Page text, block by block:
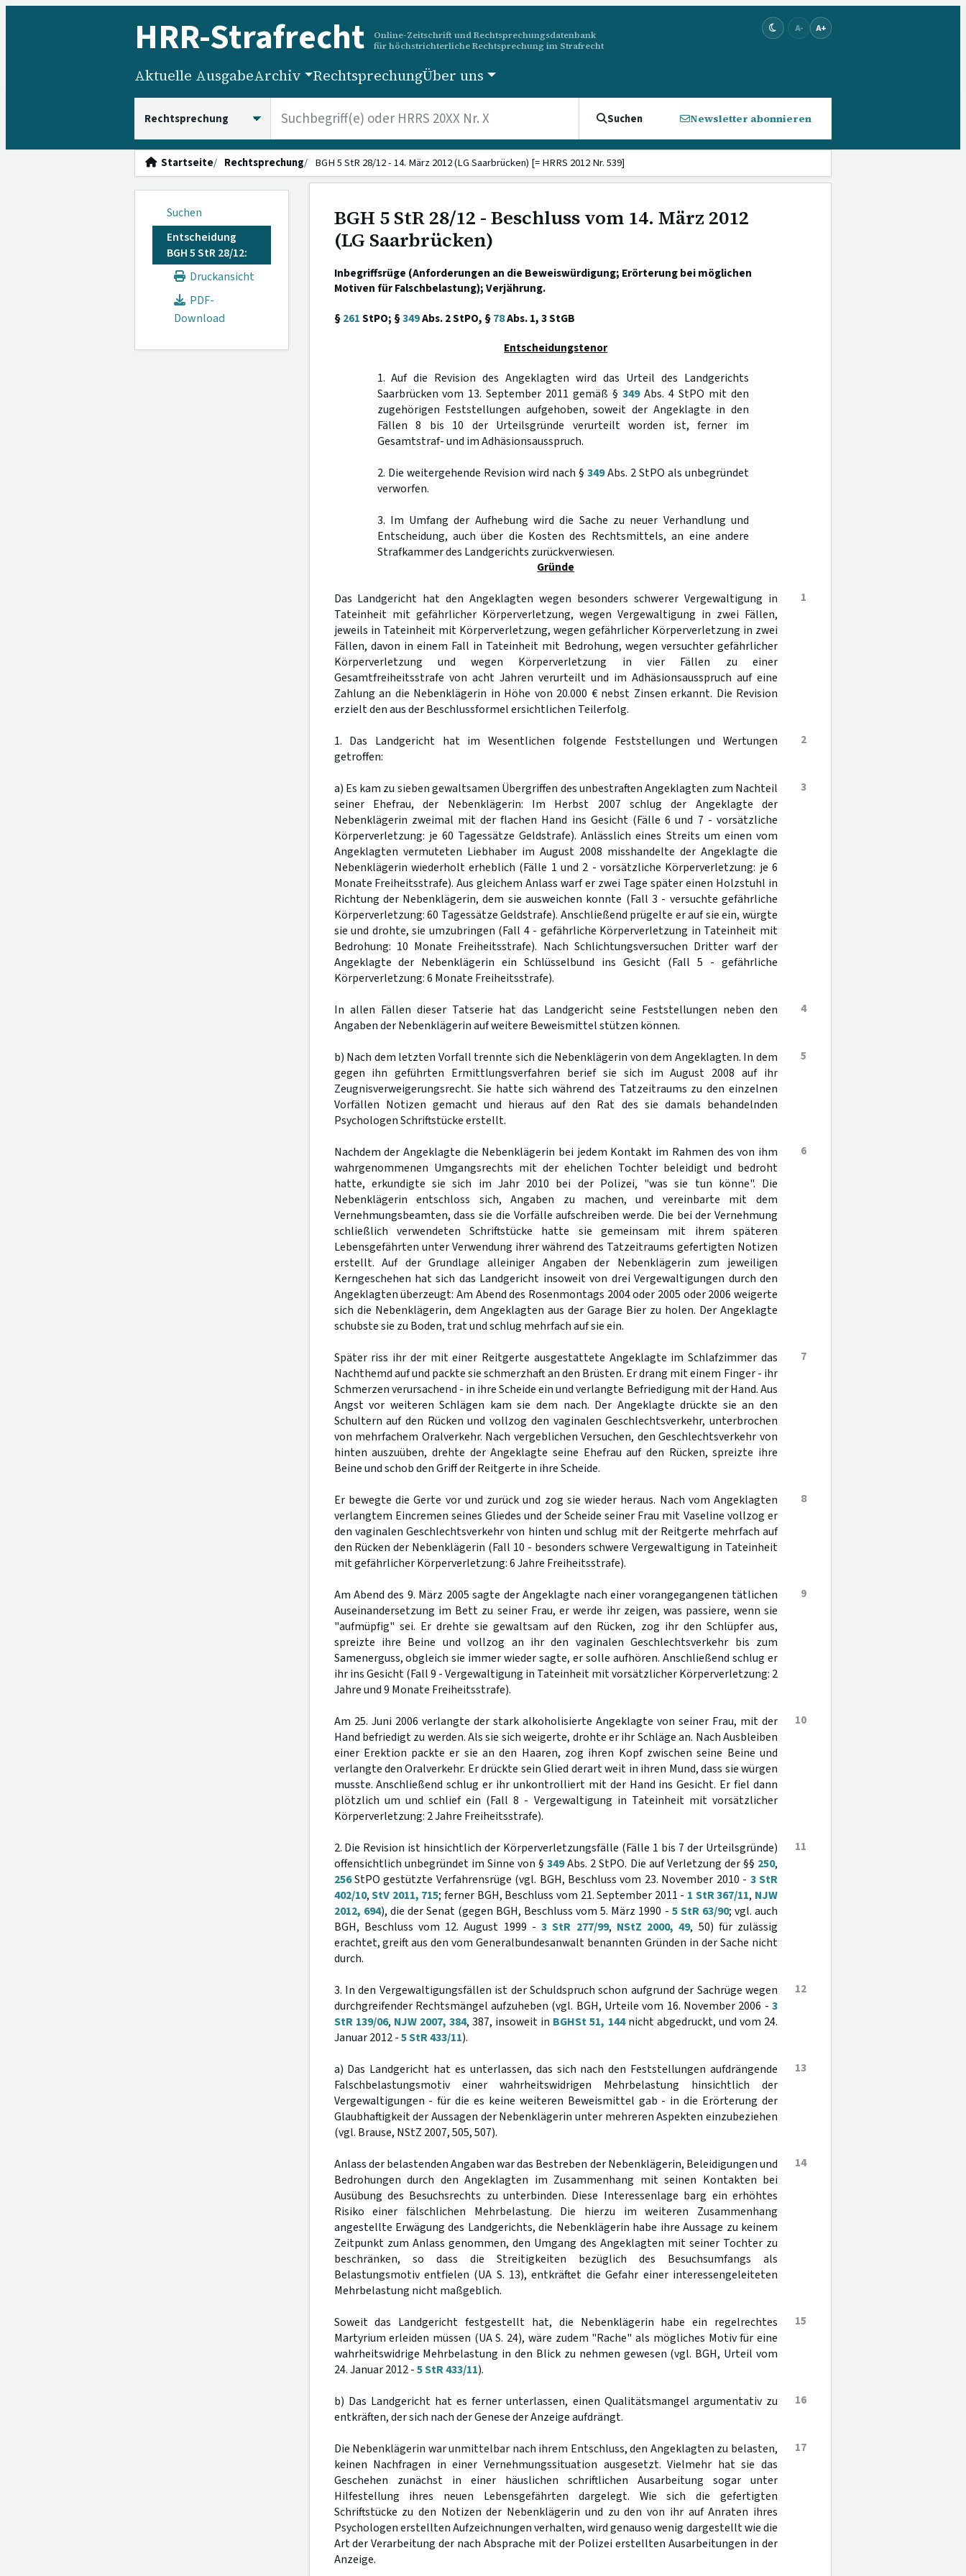
HRR-Strafrecht
Online-Zeitschrift und Rechtsprechungsdatenbank
für höchstrichterliche Rechtsprechung im Strafrecht
A- A+
Aktuelle AusgabeArchiv RechtsprechungÜber uns
Suchen Newsletter abonnieren
Startseite Rechtsprechung BGH 5 StR 28/12 - 14. März 2012 (LG Saarbrücken) [= HRRS 2012 Nr. 539]
Suchen
Entscheidung
BGH 5 StR 28/12:
Druckansicht
PDF-
Download
BGH 5 StR 28/12 - Beschluss vom 14. März 2012
(LG Saarbrücken)
Inbegriffsrüge (Anforderungen an die Beweiswürdigung; Erörterung bei möglichen
Motiven für Falschbelastung); Verjährung.
§261StPO; §349Abs. 2 StPO, §78Abs. 1, 3 StGB
Entscheidungstenor
1. Auf die Revision des Angeklagten wird das Urteil des Landgerichts
Saarbrücken vom 13. September 2011 gemäß §349Abs. 4 StPO mit den
zugehörigen Feststellungen aufgehoben, soweit der Angeklagte in den
Fällen 8 bis 10 der Urteilsgründe verurteilt worden ist, ferner im
Gesamtstraf- und im Adhäsionsausspruch.
2. Die weitergehende Revision wird nach § 349Abs. 2 StPO als unbegründet
verworfen.
3. Im Umfang der Aufhebung wird die Sache zu neuer Verhandlung und
Entscheidung, auch über die Kosten des Rechtsmittels, an eine andere
Strafkammer des Landgerichts zurückverwiesen.
Gründe
1
Das Landgericht hat den Angeklagten wegen besonders schwerer Vergewaltigung in
Tateinheit mit gefährlicher Körperverletzung, wegen Vergewaltigung in zwei Fällen,
jeweils in Tateinheit mit Körperverletzung, wegen gefährlicher Körperverletzung in zwei
Fällen, davon in einem Fall in Tateinheit mit Bedrohung, wegen versuchter gefährlicher
Körperverletzung und wegen Körperverletzung in vier Fällen zu einer
Gesamtfreiheitsstrafe von acht Jahren verurteilt und im Adhäsionsausspruch auf eine
Zahlung an die Nebenklägerin in Höhe von 20.000 € nebst Zinsen erkannt. Die Revision
erzielt den aus der Beschlussformel ersichtlichen Teilerfolg.
2
1. Das Landgericht hat im Wesentlichen folgende Feststellungen und Wertungen
getroffen:
3
a) Es kam zu sieben gewaltsamen Übergriffen des unbestraften Angeklagten zum Nachteil
seiner Ehefrau, der Nebenklägerin: Im Herbst 2007 schlug der Angeklagte der
Nebenklägerin zweimal mit der flachen Hand ins Gesicht (Fälle 6 und 7 - vorsätzliche
Körperverletzung: je 60 Tagessätze Geldstrafe). Anlässlich eines Streits um einen vom
Angeklagten vermuteten Liebhaber im August 2008 misshandelte der Angeklagte die
Nebenklägerin wiederholt erheblich (Fälle 1 und 2 - vorsätzliche Körperverletzung: je 6
Monate Freiheitsstrafe). Aus gleichem Anlass warf er zwei Tage später einen Holzstuhl in
Richtung der Nebenklägerin, dem sie ausweichen konnte (Fall 3 - versuchte gefährliche
Körperverletzung: 60 Tagessätze Geldstrafe). Anschließend prügelte er auf sie ein, würgte
sie und drohte, sie umzubringen (Fall 4 - gefährliche Körperverletzung in Tateinheit mit
Bedrohung: 10 Monate Freiheitsstrafe). Nach Schlichtungsversuchen Dritter warf der
Angeklagte der Nebenklägerin ein Schlüsselbund ins Gesicht (Fall 5 - gefährliche
Körperverletzung: 6 Monate Freiheitsstrafe).
4
In allen Fällen dieser Tatserie hat das Landgericht seine Feststellungen neben den
Angaben der Nebenklägerin auf weitere Beweismittel stützen können.
5
b) Nach dem letzten Vorfall trennte sich die Nebenklägerin von dem Angeklagten. In dem
gegen ihn geführten Ermittlungsverfahren berief sie sich im August 2008 auf ihr
Zeugnisverweigerungsrecht. Sie hatte sich während des Tatzeitraums zu den einzelnen
Vorfällen Notizen gemacht und hieraus auf den Rat des sie damals behandelnden
Psychologen Schriftstücke erstellt.
6
Nachdem der Angeklagte die Nebenklägerin bei jedem Kontakt im Rahmen des von ihm
wahrgenommenen Umgangsrechts mit der ehelichen Tochter beleidigt und bedroht
hatte, erkundigte sie sich im Jahr 2010 bei der Polizei, "was sie tun könne". Die
Nebenklägerin entschloss sich, Angaben zu machen, und vereinbarte mit dem
Vernehmungsbeamten, dass sie die Vorfälle aufschreiben werde. Die bei der Vernehmung
schließlich verwendeten Schriftstücke hatte sie gemeinsam mit ihrem späteren
Lebensgefährten unter Verwendung ihrer während des Tatzeitraums gefertigten Notizen
erstellt. Auf der Grundlage alleiniger Angaben der Nebenklägerin zum jeweiligen
Kerngeschehen hat sich das Landgericht insoweit von drei Vergewaltigungen durch den
Angeklagten überzeugt: Am Abend des Rosenmontags 2004 oder 2005 oder 2006 weigerte
sich die Nebenklägerin, dem Angeklagten aus der Garage Bier zu holen. Der Angeklagte
schubste sie zu Boden, trat und schlug mehrfach auf sie ein.
7
Später riss ihr der mit einer Reitgerte ausgestattete Angeklagte im Schlafzimmer das
Nachthemd auf und packte sie schmerzhaft an den Brüsten. Er drang mit einem Finger - ihr
Schmerzen verursachend - in ihre Scheide ein und verlangte Befriedigung mit der Hand. Aus
Angst vor weiteren Schlägen kam sie dem nach. Der Angeklagte drückte sie an den
Schultern auf den Rücken und vollzog den vaginalen Geschlechtsverkehr, unterbrochen
von mehrfachem Oralverkehr. Nach vergeblichen Versuchen, den Geschlechtsverkehr von
hinten auszuüben, drehte der Angeklagte seine Ehefrau auf den Rücken, spreizte ihre
Beine und schob den Griff der Reitgerte in ihre Scheide.
8
Er bewegte die Gerte vor und zurück und zog sie wieder heraus. Nach vom Angeklagten
verlangtem Eincremen seines Gliedes und der Scheide seiner Frau mit Vaseline vollzog er
den vaginalen Geschlechtsverkehr von hinten und schlug mit der Reitgerte mehrfach auf
den Rücken der Nebenklägerin (Fall 10 - besonders schwere Vergewaltigung in Tateinheit
mit gefährlicher Körperverletzung: 6 Jahre Freiheitsstrafe).
9
Am Abend des 9. März 2005 sagte der Angeklagte nach einer vorangegangenen tätlichen
Auseinandersetzung im Bett zu seiner Frau, er werde ihr zeigen, was passiere, wenn sie
"aufmüpfig" sei. Er drehte sie gewaltsam auf den Rücken, zog ihr den Schlüpfer aus,
spreizte ihre Beine und vollzog an ihr den vaginalen Geschlechtsverkehr bis zum
Samenerguss, obgleich sie immer wieder sagte, er solle aufhören. Anschließend schlug er
ihr ins Gesicht (Fall 9 - Vergewaltigung in Tateinheit mit vorsätzlicher Körperverletzung: 2
Jahre und 9 Monate Freiheitsstrafe).
10
Am 25. Juni 2006 verlangte der stark alkoholisierte Angeklagte von seiner Frau, mit der
Hand befriedigt zu werden. Als sie sich weigerte, drohte er ihr Schläge an. Nach Ausbleiben
einer Erektion packte er sie an den Haaren, zog ihren Kopf zwischen seine Beine und
verlangte den Oralverkehr. Er drückte sein Glied derart weit in ihren Mund, dass sie würgen
musste. Anschließend schlug er ihr unkontrolliert mit der Hand ins Gesicht. Er fiel dann
plötzlich um und schlief ein (Fall 8 - Vergewaltigung in Tateinheit mit vorsätzlicher
Körperverletzung: 2 Jahre Freiheitsstrafe).
11
2. Die Revision ist hinsichtlich der Körperverletzungsfälle (Fälle 1 bis 7 der Urteilsgründe)
offensichtlich unbegründet im Sinne von §349Abs. 2 StPO. Die auf Verletzung der §§ 250,
256StPO gestützte Verfahrensrüge (vgl. BGH, Beschluss vom 23. November 2010 - 3 StR
402/10,StV 2011, 715; ferner BGH, Beschluss vom 21. September 2011 - 1 StR 367/11, NJW
2012, 694), die der Senat (gegen BGH, Beschluss vom 5. März 1990 - 5 StR 63/90; vgl. auch
BGH, Beschluss vom 12. August 1999 -3 StR 277/99, NStZ 2000, 49, 50) für zulässig
erachtet, greift aus den vom Generalbundesanwalt benannten Gründen in der Sache nicht
durch.
12
3. In den Vergewaltigungsfällen ist der Schuldspruch schon aufgrund der Sachrüge wegen
durchgreifender Rechtsmängel aufzuheben (vgl. BGH, Urteile vom 16. November 2006 - 3
StR 139/06, NJW 2007, 384, 387, insoweit in BGHSt 51, 144nicht abgedruckt, und vom 24.
Januar 2012 -5 StR 433/11).
13
a) Das Landgericht hat es unterlassen, das sich nach den Feststellungen aufdrängende
Falschbelastungsmotiv einer wahrheitswidrigen Mehrbelastung hinsichtlich der
Vergewaltigungen - für die es keine weiteren Beweismittel gab - in die Erörterung der
Glaubhaftigkeit der Aussagen der Nebenklägerin unter mehreren Aspekten einzubeziehen
(vgl. Brause, NStZ 2007, 505, 507).
14
Anlass der belastenden Angaben war das Bestreben der Nebenklägerin, Beleidigungen und
Bedrohungen durch den Angeklagten im Zusammenhang mit seinen Kontakten bei
Ausübung des Besuchsrechts zu unterbinden. Diese Interessenlage barg ein erhöhtes
Risiko einer fälschlichen Mehrbelastung. Die hierzu im weiteren Zusammenhang
angestellte Erwägung des Landgerichts, die Nebenklägerin habe ihre Aussage zu keinem
Zeitpunkt zum Anlass genommen, den Umgang des Angeklagten mit seiner Tochter zu
beschränken, so dass die Streitigkeiten bezüglich des Besuchsumfangs als
Belastungsmotiv entfielen (UA S. 13), entkräftet die Gefahr einer interessengeleiteten
Mehrbelastung nicht maßgeblich.
15
Soweit das Landgericht festgestellt hat, die Nebenklägerin habe ein regelrechtes
Martyrium erleiden müssen (UA S. 24), wäre zudem "Rache" als mögliches Motiv für eine
wahrheitswidrige Mehrbelastung in den Blick zu nehmen gewesen (vgl. BGH, Urteil vom
24. Januar 2012 -5 StR 433/11).
16
b) Das Landgericht hat es ferner unterlassen, einen Qualitätsmangel argumentativ zu
entkräften, der sich nach der Genese der Anzeige aufdrängt.
17
Die Nebenklägerin war unmittelbar nach ihrem Entschluss, den Angeklagten zu belasten,
keinen Nachfragen in einer Vernehmungssituation ausgesetzt. Vielmehr hat sie das
Geschehen zunächst in einer häuslichen schriftlichen Ausarbeitung sogar unter
Hilfestellung ihres neuen Lebensgefährten dargelegt. Wie sich die gefertigten
Schriftstücke zu den Notizen der Nebenklägerin und zu den von ihr auf Anraten ihres
Psychologen erstellten Aufzeichnungen verhalten, wird genauso wenig dargestellt wie die
Art der Verarbeitung der nach Absprache mit der Polizei erstellten Ausarbeitungen in der
Anzeige.